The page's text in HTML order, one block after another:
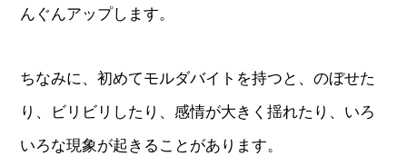
んぐんアップします。
ちなみに、初めてモルダバイトを持つと、のぼせた
り、ビリビリしたり、感情が大きく揺れたり、いろ
いろな現象が起きることがあります。